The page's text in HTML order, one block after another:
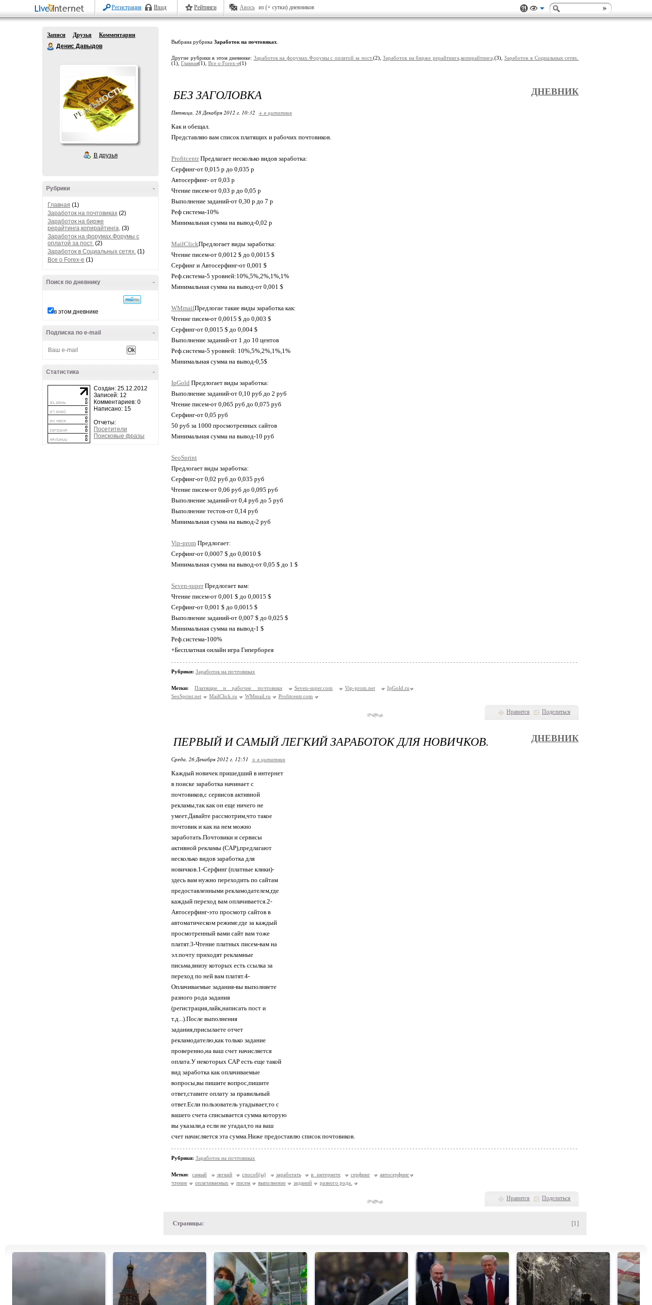
Регистрация Вход Рейтинги Авось из (+ сутки) дневников
Записи Друзья
Комментарии
Денис Давыдов
В друзья
-
Рубрики
Главная (1)
Заработок на почтовиках (2)
Заработок на бирже
рерайтинга,копирайтинга, (3)
Заработок на форумах.Форумы с
оплатой за пост. (2)
Заработок в Социальных сетях. (1)
Все о Forex-e (1)
-
Поиск по дневнику
в этом дневнике
-
Подписка по e-mail
-
Статистика
Создан: 25.12.2012
Записей: 12
Комментариев: 0
Написано: 15
Отчеты:
Посетители
Поисковые фразы
Выбрана рубрика Заработок на почтовиках
Другие рубрики в этом дневнике: Заработок на форумах.Форумы с оплатой за пост.(2),Заработок на бирже рерайтинга,копирайтинга, (3),Заработок в Социальных сетях.
(1), Главная(1), Все о Forex-e(1)
Нравится Поделиться
БЕЗ ЗАГОЛОВКА ДНЕВНИК
Пятница, 28 Декабря 2012 г. 10:32 + в цитатник
Как и обещал.
Представляю вам список платящих и рабочих почтовиков.
ProfitcentrПредлагает несколько видов заработка:
Серфинг-от 0,015 р до 0,035 р
Автосерфинг- от 0,03 р
Чтение писем-от 0,03 р до 0,05 р
Выполнение заданий-от 0,30 р до 7 р
Реф система-10%
Минимальная сумма на вывод-0,02 р
MailClickПредлогает виды заработка:
Чтение писем-от 0,0012 $ до 0,0015 $
Серфинг и Автосерфинг-от 0,001 $
Реф.система-5 уровней:10%,5%,2%,1%,1%
Минимальная сумма на вывод-от 0,001 $
WMmailПредлогае такие виды заработка как:
Чтение писем-от 0,0015 $ до 0,003 $
Серфинг-от 0,0015 $ до 0,004 $
Выполнение заданий-от 1 до 10 центов
Реф.система-5 уровней: 10%,5%,2%,1%,1%
Минимальная сумма на вывод-0,5$
IpGold Предлогает виды заработка:
Выполнение заданий-от 0,10 руб до 2 руб
Чтение писем-от 0,065 руб до 0,075 руб
Серфинг-от 0,05 руб
50 руб за 1000 просмотренных сайтов
Минимальная сумма на вывод-10 руб
SeoSprint
Предлогает виды заработка:
Серфинг-от 0,02 руб до 0,035 руб
Чтение писем-от 0,06 руб до 0,095 руб
Выполнение заданий-от 0,4 руб до 5 руб
Выполнение тестов-от 0,14 руб
Минимальная сумма на вывод-2 руб
Vip-prom Предлогает:
Серфинг-от 0,0007 $ до 0,0010 $
Минимальная сумма на вывод-от 0,05 $ до 1 $
Seven-superПредлогает вам:
Чтение писем-от 0,001 $ до 0,0015 $
Серфинг-от 0,001 $ до 0,0015 $
Выполнение заданий-от 0,007 $ до 0,025 $
Минимальная сумма на вывод-1 $
Реф.система-100%
+Бесплатная онлайн игра Гиперборея
Рубрики: Заработок на почтовиках
Метки: Платящие и рабочие почтовики Seven-super.com Vip-prom.net
IpGold.ru
SeoSprint.net
MailClick.ru WMmail.ru Profitcentr.com
Нравится Поделиться
ПЕРВЫЙ И САМЫЙ ЛЕГКИЙ ЗАРАБОТОК ДЛЯ НОВИЧКОВ. ДНЕВНИК
Среда, 26 Декабря 2012 г. 12:51 + в цитатник
Каждый новичек пришедший в интернет
в поиске заработка начинает с
почтовиков,с сервисов активной
рекламы,так как он еще ничего не
умеет.Давайте рассмотрим,что такое
почтовик и как на нем можно
заработать.Почтовики и сервисы
активной рекламы (САР),предлагают
несколько видов заработка для
новичков.1-Серфинг (платные клики)-
здесь вам нужно переходить по сайтам
предоставленными рекламодателем,где
каждый переход вам оплачивается.2-
Автосерфинг-это просмотр сайтов в
автоматическом режиме,где за каждый
просмотренный вами сайт вам тоже
платят.3-Чтение платных писем-вам на
эл.почту приходят рекламные
письма,внизу которых есть ссылка за
переход по ней вам платят.4-
Оплачиваемые задания-вы выполняете
разного рода задания
(регистрация,лайк,написать пост и
т.д...).После выполнения
задания,присылаете отчет
рекламодателю,как только задание
проверенно,на ваш счет начисляется
оплата.У некоторых САР есть еще такой
вид заработка как оплачиваемые
вопросы,вы пишите вопрос,пишите
ответ,ставите оплату за правильный
ответ.Если пользователь угадывает,то с
вашего счета списывается сумма которую
вы указали,а если не угадал,то на ваш
счет начисляется эта сумма.Ниже предоставлю список почтовиков.
Рубрики: Заработок на почтовиках
Метки: самый легкий способ(ы) заработать в интернете серфинг
автосерфинг
чтение
оплачиваемых писем выполнение заданий разного рода.
Страницы: [1]